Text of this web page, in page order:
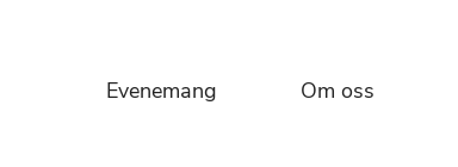
Evenemang Om oss